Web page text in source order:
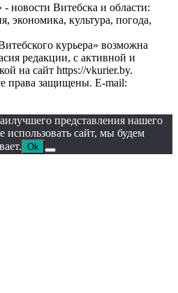
- новости Витебска и области:
экономика, культура, погода,
курьера» возможна
редакции, с активной и
на сайт https://vkurier.by.
права защищены. E-mail:
представления нашего
сайт, мы будем
Ok